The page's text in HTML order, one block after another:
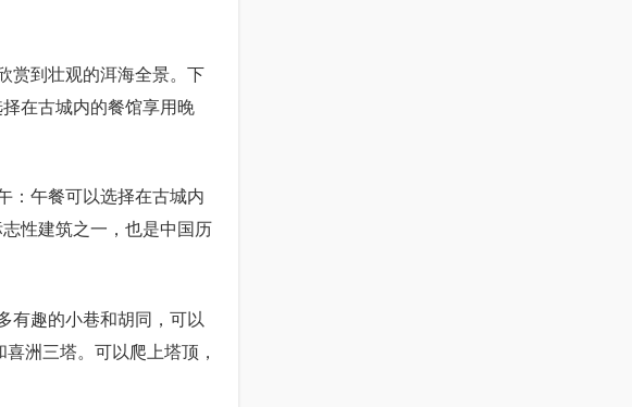
赏到壮观的洱海全景。下
在古城内的餐馆享用晚
：午餐可以选择在古城内
性建筑之一，也是中国历
有趣的小巷和胡同，可以
洲三塔。可以爬上塔顶，